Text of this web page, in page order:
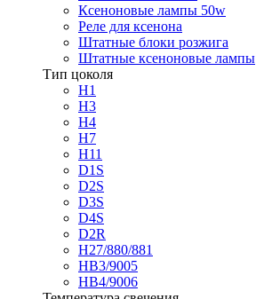
Ксеноновые лампы 50w
Реле для ксенона
Штатные блоки розжига
Штатные ксеноновые лампы
Тип цоколя
H1
H3
H4
H7
H11
D1S
D2S
D3S
D4S
D2R
H27/880/881
HB3/9005
HB4/9006